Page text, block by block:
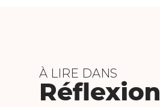
À LIRE DANS
Réflexion